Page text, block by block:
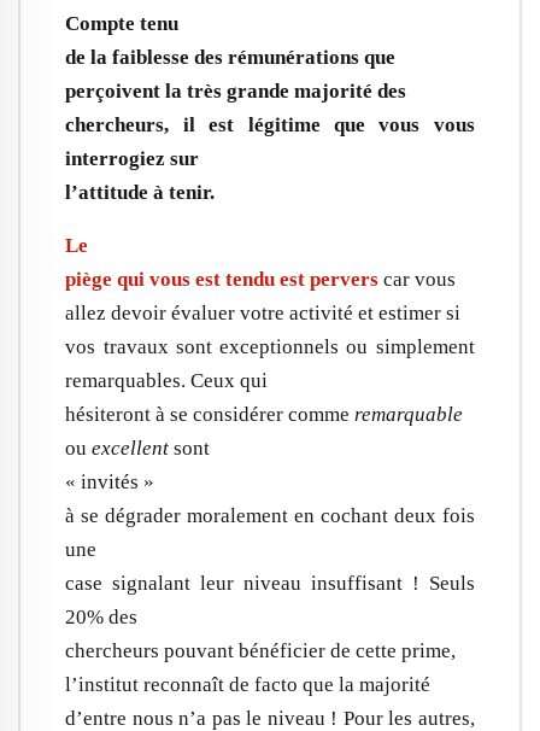
Compte tenu
de la faiblesse des rémunérations que
perçoivent la très grande majorité des
chercheurs, il est légitime que vous vous
interrogiez sur
l’attitude à tenir.
Le
piège qui vous est tendu est pervers car vous
allez devoir évaluer votre activité et estimer si
vos travaux sont exceptionnels ou simplement
remarquables. Ceux qui
hésiteront à se considérer comme remarquable
ouexcellentsont
« invités »
à se dégrader moralement en cochant deux fois
une
case signalant leur niveau insuffisant ! Seuls
20% des
chercheurs pouvant bénéficier de cette prime,
l’institut reconnaît de facto que la majorité
d’entre nous n’a pas le niveau ! Pour les autres,